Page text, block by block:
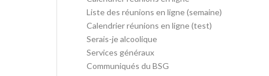
Liste des réunions en ligne (semaine)
Calendrier réunions en ligne (test)
Serais-je alcoolique
Services généraux
Communiqués du BSG